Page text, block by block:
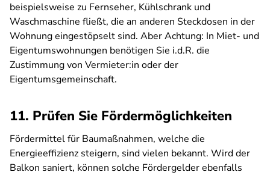
beispielsweise zu Fernseher, Kühlschrank und
Waschmaschine fließt, die an anderen Steckdosen in der
Wohnung eingestöpselt sind. Aber Achtung: In Miet- und
Eigentumswohnungen benötigen Sie i.d.R. die
Zustimmung von Vermieter:in oder der
Eigentumsgemeinschaft.
11. Prüfen Sie Fördermöglichkeiten
Fördermittel für Baumaßnahmen, welche die
Energieeffizienz steigern, sind vielen bekannt. Wird der
Balkon saniert, können solche Fördergelder ebenfalls